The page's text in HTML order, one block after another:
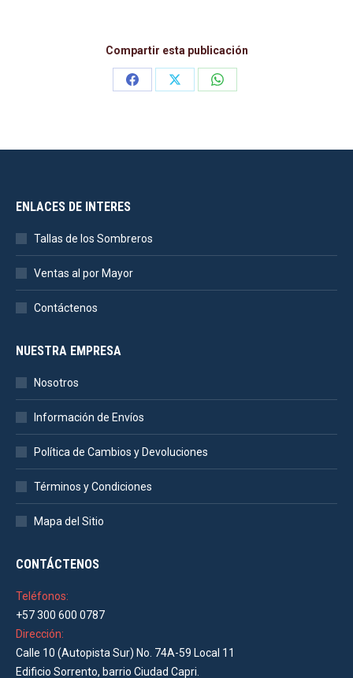
Compartir esta publicación
Share
Share
Share
ENLACES DE INTERES
Tallas de los Sombreros
Ventas al por Mayor
Contáctenos
NUESTRA EMPRESA
Nosotros
Información de Envíos
Política de Cambios y Devoluciones
Términos y Condiciones
Mapa del Sitio
CONTÁCTENOS
Teléfonos:
+57 300 600 0787
Dirección:
Calle 10 (Autopista Sur) No. 74A-59 Local 11
Edificio Sorrento, barrio Ciudad Capri.